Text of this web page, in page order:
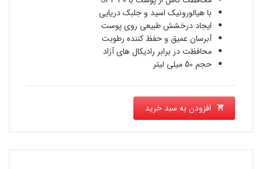
بود.
1,845,000 تومان
است.
با هیالورونیک اسید و جلبک دریایی
ایجاد درخشش طبیعی روی پوست
آبرسان عمیق و حفظ کننده رطوبت
محافظت در برابر رادیکال های آزاد
حجم 50 میلی لیتر
افزودن به سبد خرید